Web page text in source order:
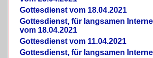
Gottesdienst vom 18.04.2021
Gottesdienst, für langsamen
vom 18.04.2021
Gottesdienst vom 11.04.2021
Gottesdienst, für langsamen